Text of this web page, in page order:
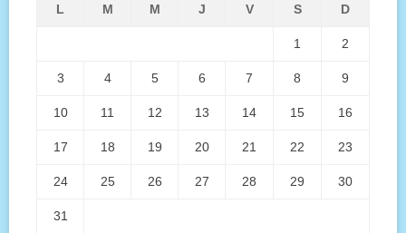
L M M J V S D
1 2
3 4 5 6 7 8 9
10 11 12 13 14 15 16
17 18 19 20 21 22 23
24 25 26 27 28 29 30
31